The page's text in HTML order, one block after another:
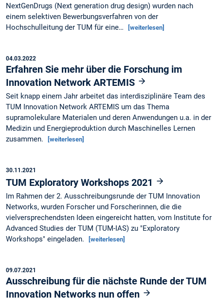
NextGenDrugs (Next generation drug design) wurden nach
einem selektiven Bewerbungsverfahren von der
Hochschulleitung der TUM für eine…
[weiterlesen]
04.03.2022
Erfahren Sie mehr über die Forschung im
Innovation Network ARTEMIS
Seit knapp einem Jahr arbeitet das interdisziplinäre Team des
TUM Innovation Network ARTEMIS um das Thema
supramolekulare Materialen und deren Anwendungen u.a. in der
Medizin und Energieproduktion durch Maschinelles Lernen
zusammen.
[weiterlesen]
30.11.2021
TUM Exploratory Workshops 2021
Im Rahmen der 2. Ausschreibungsrunde der TUM Innovation
Networks, wurden Forscher und Forscherinnen, die die
vielversprechendsten Ideen eingereicht hatten, vom Institute for
Advanced Studies der TUM (TUM-IAS) zu "Exploratory
Workshops" eingeladen.
[weiterlesen]
09.07.2021
Ausschreibung für die nächste Runde der TUM
Innovation Networks nun offen